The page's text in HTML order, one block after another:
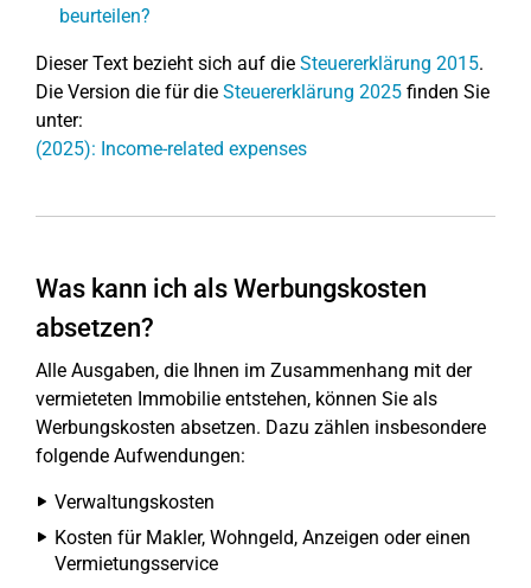
beurteilen?
Dieser Text bezieht sich auf die Steuererklärung 2015.
Die Version die für die Steuererklärung 2025 finden Sie
unter:
(2025): Income-related expenses
Was kann ich als Werbungskosten
absetzen?
Alle Ausgaben, die Ihnen im Zusammenhang mit der
vermieteten Immobilie entstehen, können Sie als
Werbungskosten absetzen. Dazu zählen insbesondere
folgende Aufwendungen:
Verwaltungskosten
Kosten für Makler, Wohngeld, Anzeigen oder einen
Vermietungsservice